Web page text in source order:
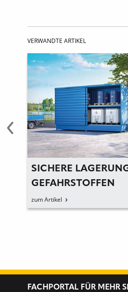
VERWANDTE ARTIKEL
SICHERE
GEFAHRSTOFFEN
zum Artikel
FACHPORTAL FÜR MEHR